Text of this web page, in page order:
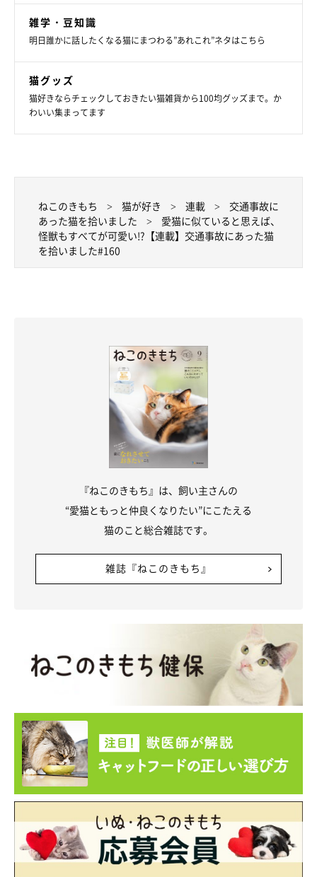
雑学・豆知識
明日誰かに話したくなる猫にまつわる”あれこれ”ネタはこちら
猫グッズ
猫好きならチェックしておきたい猫雑貨から100均グッズまで。か
わいい集まってます
ねこのきもち 猫が好き 連載
交通事故に
あった猫を拾いました
愛猫に似ていると思えば、
怪獣もすべてが可愛い!?【連載】交通事故にあった猫
を拾いました#160
『ねこのきもち』は、飼い主さんの
“愛猫ともっと仲良くなりたい”にこたえる
猫のこと総合雑誌です。
雑誌『ねこのきもち』